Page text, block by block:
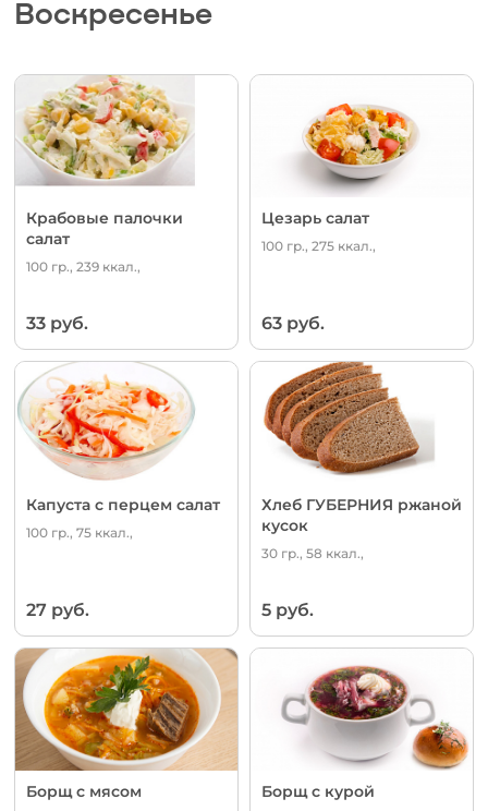
Воскресенье
Крабовые палочки
салат
100 гр., 239 ккал.,
33 руб.
Цезарь салат
100 гр., 275 ккал.,
63 руб.
Капуста с перцем салат
100 гр., 75 ккал.,
27 руб.
Хлеб ГУБЕРНИЯ ржаной
кусок
30 гр., 58 ккал.,
5 руб.
Борщ с мясом Борщ с курой